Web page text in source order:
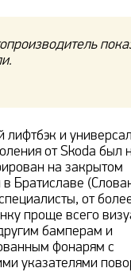
лифтбэк и
от Skoda был
на закрытом
Братиславе
от
проще всего
бамперам и
фонарям с
указателями